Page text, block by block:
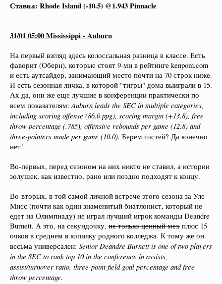
Ставка: Rhode Island (-10.5) @1.943 Pinnacle
31/01 05:00 Mississippi - Auburn
На первый взгляд здесь колоссальная разница в классе. Есть
фаворит (Оберн), которые стоят 9-ми в рейтинге kenpom.com
и есть аутсайдер, занимающий место почти на 70 строк ниже.
И есть сезонная личка, в которой "тигры" дома выиграли в 15.
Ах да, они же еще лучшие в конференции практически по
всем показателям:Auburn leads the SEC in multiple categories,
including scoring offense (86.0 ppg), scoring margin (+13.8), free
throw percentage (.785), offensive rebounds per game (12.8) and
three-pointers made per game (10.0). Берем гостей? Да конечно
нет!
Во-первых, перед сезоном на них никто не ставил, а истории
золушек, как известно, рано или поздно подходят к концу.
Во-вторых, в той самой личной встрече этого сезона за Уле
Мисс (почти как один знаменитый биатлонист, который не
едет на Олимпиаду) не играл лучший игрок команды Deandre
Burnett. А это, на секундочку, не только ценный мех плюс 15
очков в среднем в копилку родного колледжа. К тому же он
весьма универсален: Senior Deandre Burnett is one of two players
in the SEC to rank top 10 in the conference in assists,
assist/turnover ratio, three-point field goal percentage and free
throw percentage.